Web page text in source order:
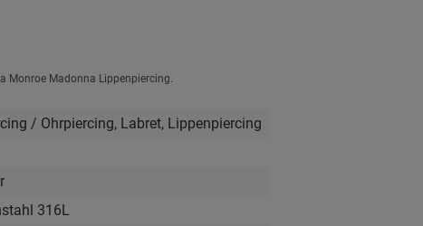
Monroe Madonna Lippenpiercing.
/ Ohrpiercing, Labret, Lippenpiercing
316L